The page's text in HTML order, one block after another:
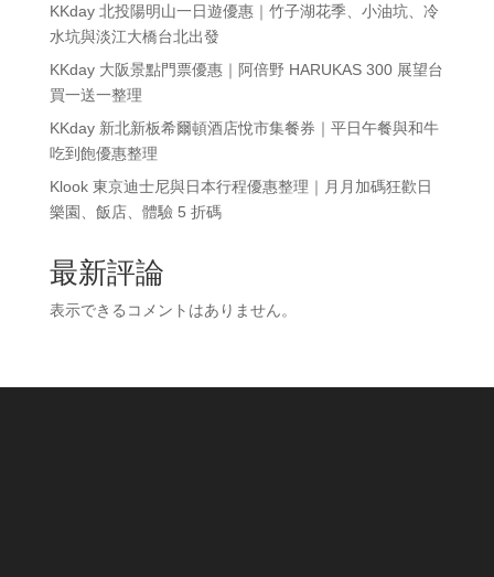
KKday 北投陽明山一日遊優惠｜竹子湖花季、小油坑、冷
水坑與淡江大橋台北出發
KKday 大阪景點門票優惠｜阿倍野 HARUKAS 300 展望台
買一送一整理
KKday 新北新板希爾頓酒店悅市集餐券｜平日午餐與和牛
吃到飽優惠整理
Klook 東京迪士尼與日本行程優惠整理｜月月加碼狂歡日
樂園、飯店、體驗 5 折碼
最新評論
表示できるコメントはありません。